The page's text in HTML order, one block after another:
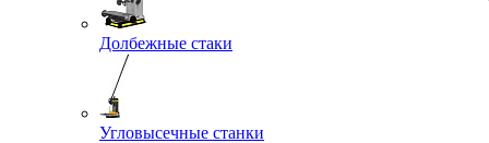
Долбежные стаки
Угловысечные станки